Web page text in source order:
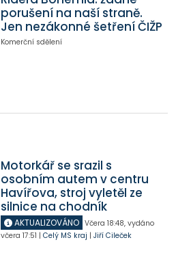
porušení na naší straně.
Jen nezákonné šetření ČIŽP
Komerční sdělení
Motorkář se srazil s
osobním autem v centru
Havířova, stroj vyletěl ze
silnice na chodník
AKTUALIZOVÁNO Včera 18:48, vydáno
včera 17:51 | Celý MS kraj | Jiří Cileček